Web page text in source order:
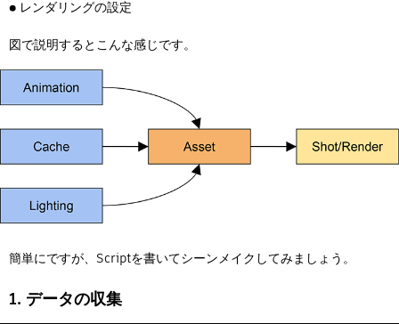
● レンダリングの設定
図で説明するとこんな感じです。
簡単にですが、Scriptを書いてシーンメイクしてみましょう。
1. データの収集